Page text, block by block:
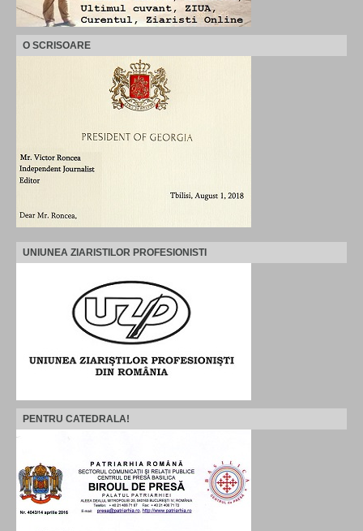
O SCRISOARE
UNIUNEA ZIARISTILOR PROFESIONISTI
PENTRU CATEDRALA!